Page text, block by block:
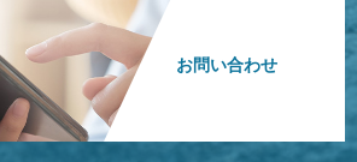
お問い合わせ